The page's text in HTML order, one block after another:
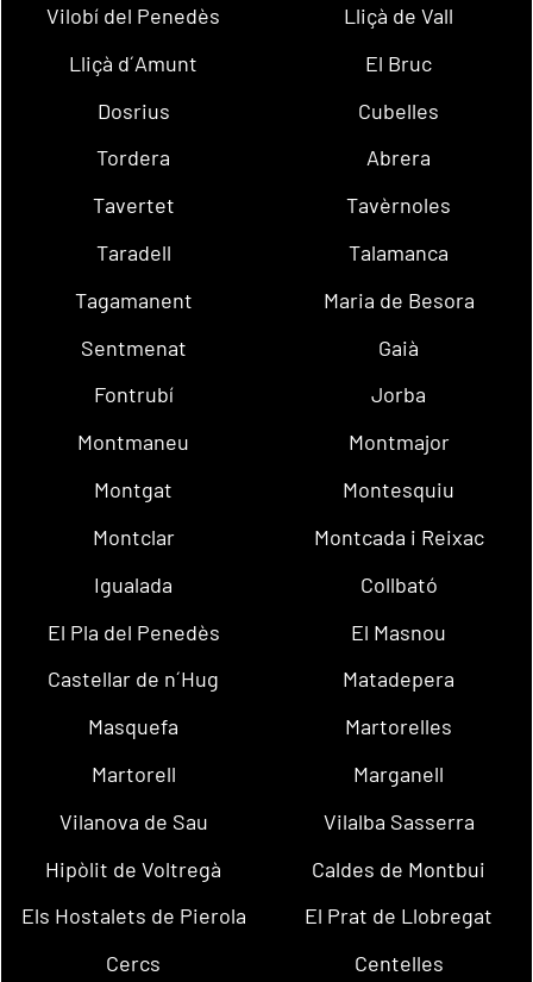
Vilobí del Penedès
Lliçà de Vall
Lliçà d´Amunt
El Bruc
Dosrius
Cubelles
Tordera
Abrera
Tavertet
Tavèrnoles
Taradell
Talamanca
Tagamanent
Maria de Besora
Sentmenat
Gaià
Fontrubí
Jorba
Montmaneu
Montmajor
Montgat
Montesquiu
Montclar
Montcada i Reixac
Igualada
Collbató
El Pla del Penedès
El Masnou
Castellar de n´Hug
Matadepera
Masquefa
Martorelles
Martorell
Marganell
Vilanova de Sau
Vilalba Sasserra
Hipòlit de Voltregà
Caldes de Montbui
Els Hostalets de Pierola
El Prat de Llobregat
Cercs
Centelles